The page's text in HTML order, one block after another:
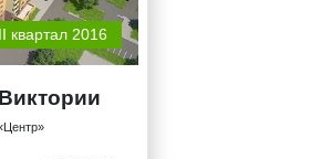
квартал 2016